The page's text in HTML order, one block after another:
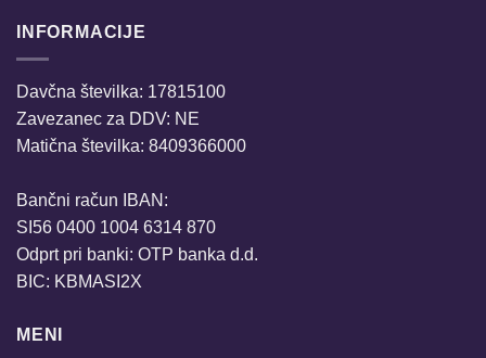
INFORMACIJE
Davčna številka: 17815100
Zavezanec za DDV: NE
Matična številka: 8409366000
Bančni račun IBAN:
SI56 0400 1004 6314 870
Odprt pri banki: OTP banka d.d.
BIC: KBMASI2X
MENI